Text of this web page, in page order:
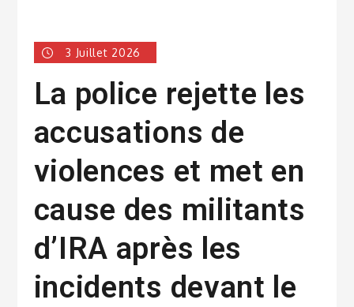
3 Juillet 2026
La police rejette les
accusations de
violences et met en
cause des militants
d’IRA après les
incidents devant le